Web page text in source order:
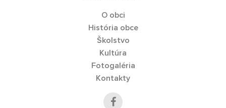
O obci
História obce
Školstvo
Kultúra
Fotogaléria
Kontakty